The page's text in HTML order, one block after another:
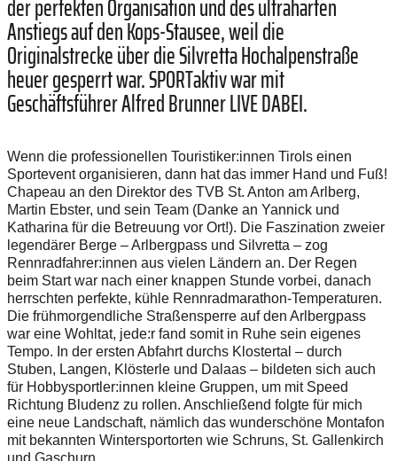
der perfekten Organisation und des ultraharten
Anstiegs auf den Kops-Stausee, weil die
Originalstrecke über die Silvretta Hochalpenstraße
heuer gesperrt war. SPORTaktiv war mit
Geschäftsführer Alfred Brunner LIVE DABEI.
Wenn die professionellen Touristiker:innen Tirols einen
Sportevent organisieren, dann hat das immer Hand und Fuß!
Chapeau an den Direktor des TVB St. Anton am Arlberg,
Martin Ebster, und sein Team (Danke an Yannick und
Katharina für die Betreuung vor Ort!). Die Faszination zweier
legendärer Berge – Arlbergpass und Silvretta – zog
Rennradfahrer:innen aus vielen Ländern an. Der Regen
beim Start war nach einer knappen Stunde vorbei, danach
herrschten perfekte, kühle Rennradmarathon-Temperaturen.
Die frühmorgendliche Straßensperre auf den Arlbergpass
war eine Wohltat, jede:r fand somit in Ruhe sein eigenes
Tempo. In der ersten Abfahrt durchs Klostertal – durch
Stuben, Langen, Klösterle und Dalaas – bildeten sich auch
für Hobbysportler:innen kleine Gruppen, um mit Speed
Richtung Bludenz zu rollen. Anschließend folgte für mich
eine neue Landschaft, nämlich das wunderschöne Montafon
mit bekannten Wintersportorten wie Schruns, St. Gallenkirch